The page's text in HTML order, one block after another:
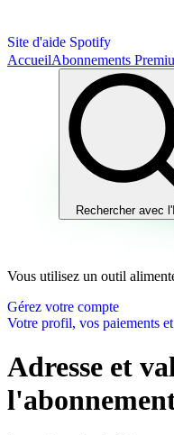
Site d'aide Spotify
AccueilAbonnements
Rechercher avec
Vous utilisez un outil
Gérez votre compte
Votre profil, vos paiements
Adresse et